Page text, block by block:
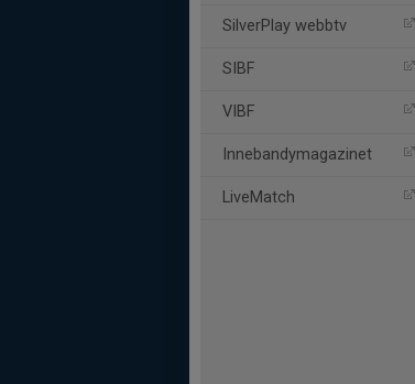
SilverPlay webbtv
SIBF
VIBF
Innebandymagazinet
LiveMatch